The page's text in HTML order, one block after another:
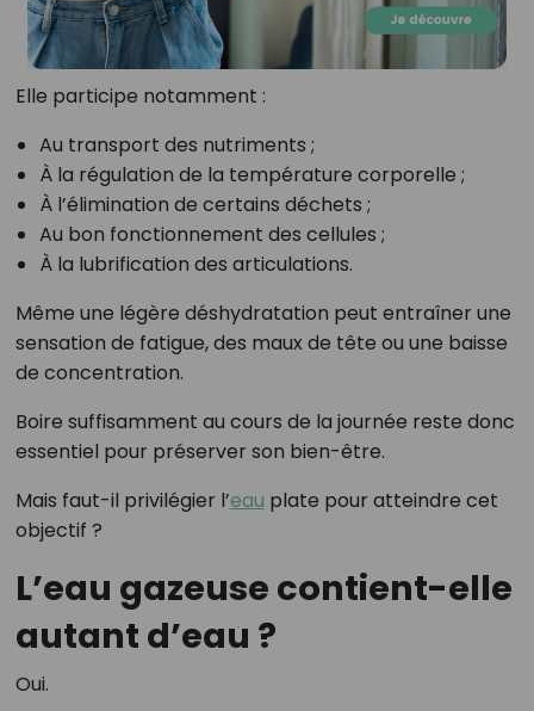
Elle participe notamment :
Au transport des nutriments ;
À la régulation de la température corporelle ;
À l’élimination de certains déchets ;
Au bon fonctionnement des cellules ;
À la lubrification des articulations.
Même une légère déshydratation peut entraîner une
sensation de fatigue, des maux de tête ou une baisse
de concentration.
Boire suffisamment au cours de la journée reste donc
essentiel pour préserver son bien-être.
Mais faut-il privilégier l’eau plate pour atteindre cet
objectif ?
L’eau gazeuse contient-elle
autant d’eau ?
Oui.